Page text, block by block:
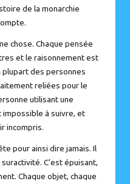
de la monarchie
chose. Chaque pensée
et le raisonnement est
des personnes
reliées pour le
utilisant une
impossible à suivre, et
incompris.
pour ainsi dire jamais. Il
C’est épuisant,
Chaque objet, chaque